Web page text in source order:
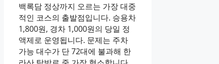
백록담 정상까지 오르는 가장 대중
적인 코스의 출발점입니다. 승용차
1,800원, 경차 1,000원의 당일 정
액제로 운영됩니다. 문제는 주차
가능 대수가 단 72대에 불과해 한